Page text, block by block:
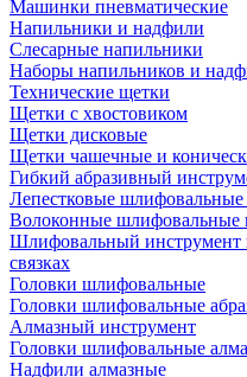
Машинки пневматические
Напильники и надфили
Слесарные напильники
Наборы напильников и
Технические щетки
Щетки с хвостовиком
Щетки дисковые
Щетки чашечные и
Гибкий абразивный
Лепестковые шлифовальные
Волоконные шлифовальные
Шлифовальный инструмент
связках
Головки шлифовальные
Головки шлифовальные
Алмазный инструмент
Головки шлифовальные
Надфили алмазные